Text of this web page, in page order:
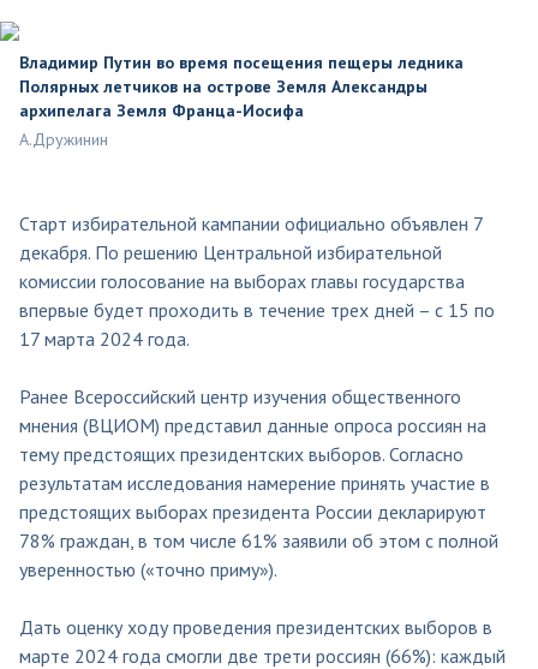
Владимир Путин во время посещения пещеры ледника
Полярных летчиков на острове Земля Александры
архипелага Земля Франца-Иосифа
А.Дружинин
Старт избирательной кампании официально объявлен 7
декабря. По решению Центральной избирательной
комиссии голосование на выборах главы государства
впервые будет проходить в течение трех дней – с 15 по
17 марта 2024 года.
Ранее Всероссийский центр изучения общественного
мнения (ВЦИОМ) представил данные опроса россиян на
тему предстоящих президентских выборов. Согласно
результатам исследования намерение принять участие в
предстоящих выборах президента России декларируют
78% граждан, в том числе 61% заявили об этом с полной
уверенностью («точно приму»).
Дать оценку ходу проведения президентских выборов в
марте 2024 года смогли две трети россиян (66%): каждый